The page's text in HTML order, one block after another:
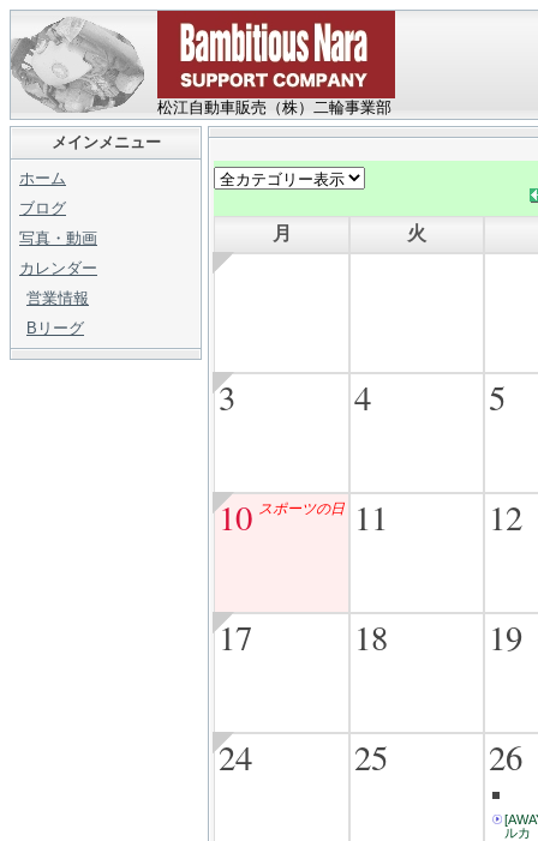
松江自動車販売（株）二輪事業部
メインメニュー
ホーム
ブログ
写真・動画
カレンダー
営業情報
Bリーグ
月 火
3 4 5
10 スポーツの日 11 12
17 18 19
24 25 26
ルカ